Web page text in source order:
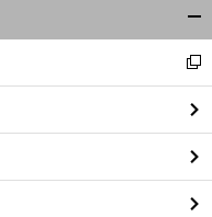
閉
る
新
し
い
ウ
ィ
ン
ド